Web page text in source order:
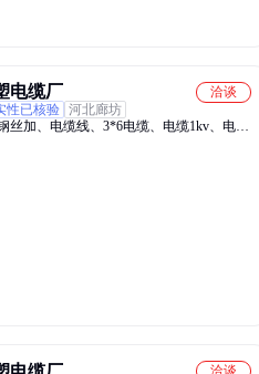
电缆厂
洽谈
性已核验 河北廊坊
丝加、电缆线、3*6电缆、电缆1kv、电缆
电缆kff、软电缆、接地线、照明线、升降
寒、监测线、屏蔽软、橡胶线、起重
煤矿、通讯线
洽谈